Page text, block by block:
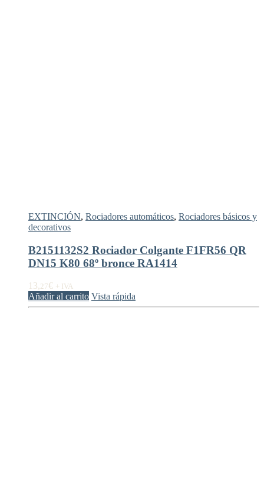
EXTINCIÓN, Rociadores automáticos, Rociadores básicos y
decorativos
B2151132S2 Rociador Colgante F1FR56 QR
DN15 K80 68º bronce RA1414
13,27€ + IVA
Añadir al carrito Vista rápida